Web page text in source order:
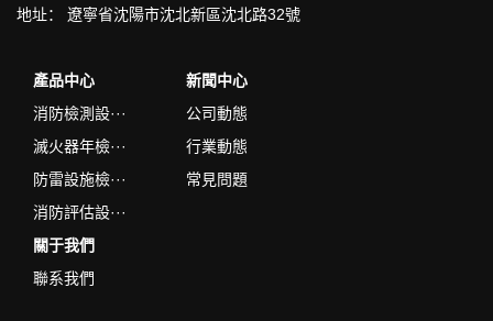
地址： 遼寧省沈陽市沈北新區沈北路32號
產品中心
消防檢測設···
滅火器年檢···
防雷設施檢···
消防評估設···
新聞中心
公司動態
行業動態
常見問題
關于我們
聯系我們